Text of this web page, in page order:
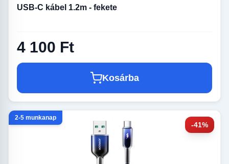
USB-C kábel 1.2m - fekete
4 100 Ft
Kosárba
-41%
2-5 munkanap